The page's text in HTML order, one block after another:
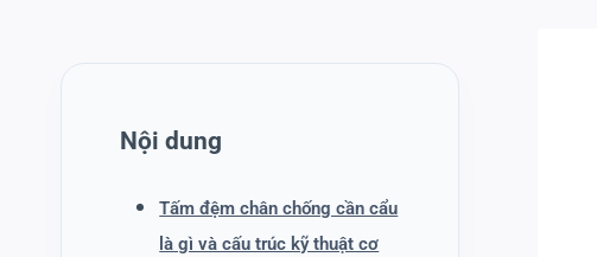
Nội dung
Tấm đệm chân chống cần cẩu
là gì và cấu trúc kỹ thuật cơ